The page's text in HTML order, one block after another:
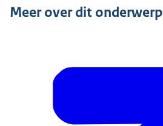
Meer over dit onderwerp